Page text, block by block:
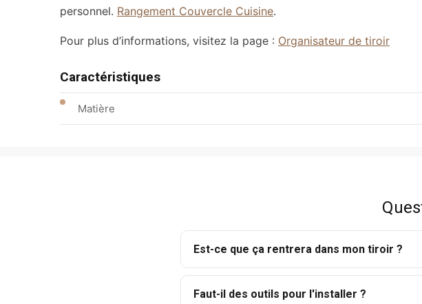
personnel. Rangement Couvercle Cuisine.
Pour plus d’informations, visitez la page : Organisateur de tiroir
Caractéristiques
Matière
Est-ce que ça rentrera dans mon tiroir ?
Faut-il des outils pour l'installer ?